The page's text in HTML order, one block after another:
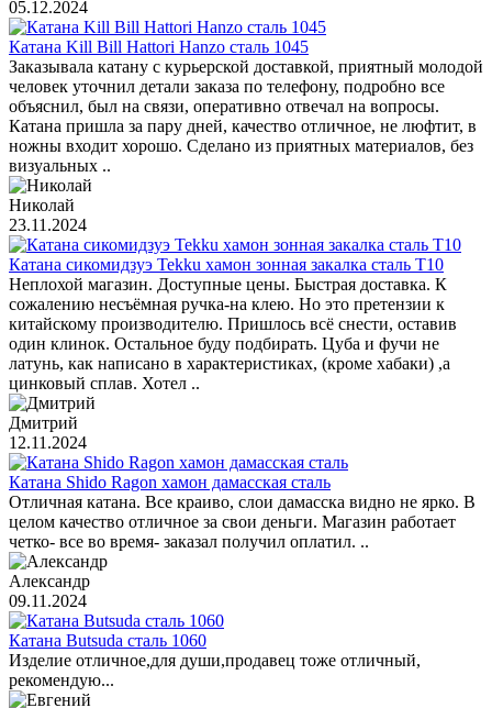
05.12.2024
Катана Kill Bill Hattori Hanzo сталь 1045
Заказывала катану с курьерской доставкой, приятный молодой
человек уточнил детали заказа по телефону, подробно все
объяснил, был на связи, оперативно отвечал на вопросы.
Катана пришла за пару дней, качество отличное, не люфтит, в
ножны входит хорошо. Сделано из приятных материалов, без
визуальных ..
Николай
23.11.2024
Катана сикомидзуэ Tekku хамон зонная закалка сталь T10
Неплохой магазин. Доступные цены. Быстрая доставка. К
сожалению несъёмная ручка-на клею. Но это претензии к
китайскому производителю. Пришлось всё снести, оставив
один клинок. Остальное буду подбирать. Цуба и фучи не
латунь, как написано в характеристиках, (кроме хабаки) ,а
цинковый сплав. Хотел ..
Дмитрий
12.11.2024
Катана Shido Ragon хамон дамасская сталь
Отличная катана. Все краиво, слои дамасска видно не ярко. В
целом качество отличное за свои деньги. Магазин работает
четко- все во время- заказал получил оплатил. ..
Александр
09.11.2024
Катана Butsuda сталь 1060
Изделие отличное,для души,продавец тоже отличный,
рекомендую...